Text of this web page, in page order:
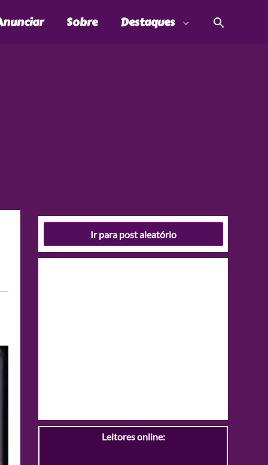
Sobre Destaques
Ir para post aleatório
Leitores online: